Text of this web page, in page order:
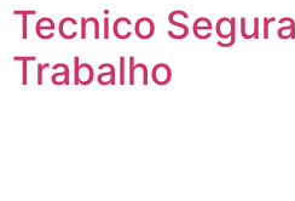
Tecnico
Trabalho